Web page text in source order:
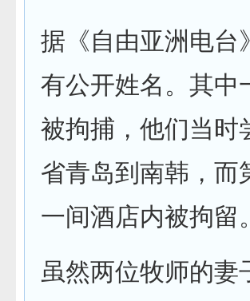
据《自由亚洲电台
有公开姓名。其中
被拘捕，他们当时
省青岛到南韩，而
一间酒店内被拘留。
虽然两位牧师的妻